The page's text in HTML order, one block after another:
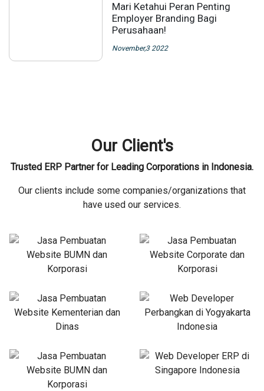
Mari Ketahui Peran Penting
Employer Branding Bagi
Perusahaan!
November,3 2022
Our Client's
Trusted ERP Partner for Leading Corporations in Indonesia.
Our clients include some companies/organizations that
have used our services.